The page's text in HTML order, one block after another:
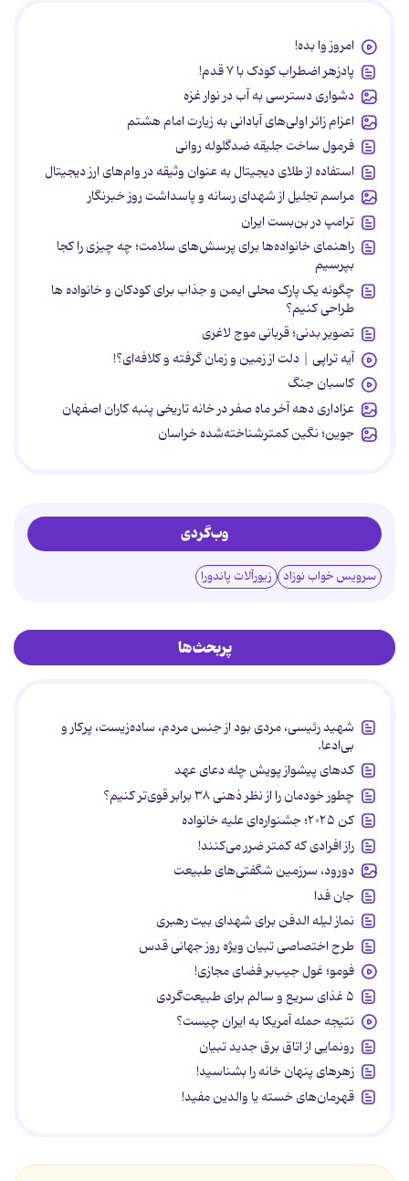
امروز وا بده!
پادزهر اضطراب کودک با ۷ قدم!
دشواری دسترسی به آب در نوار غزه
اعزام زائر اولی‌های آبادانی به زیارت امام هشتم
فرمول ساخت جلیقه ضدگلوله روانی
استفاده از طلای دیجیتال به عنوان وثیقه در وام‌های ارز دیجیتال
مراسم تجلیل از شهدای رسانه و پاسداشت روز خبرنگار
ترامپ در بن‌بست ایران
راهنمای خانواده‌ها برای پرسش‌های سلامت؛ چه چیزی را کجا
بپرسیم
چگونه یک پارک محلی ایمن و جذاب برای کودکان و خانواده ها
طراحی کنیم؟
تصویر بدنی؛ قربانی موج لاغری
آیه تراپی | دلت از زمین و زمان گرفته و کلافه‌ای؟!
کاسبان جنگ
عزاداری دهه آخر ماه صفر در خانه تاریخی پنبه کاران اصفهان
جوین؛ نگین کمترشناخته‌شده خراسان
وب‌گردی
سرویس خواب نوزاد زیورآلات پاندورا
پربحث‌ها
شهید رئیسی، مردی بود از جنس مردم، ساده‌زیست، پرکار و
بی‌ادعا.
کدهای پیشواز پویش چله دعای عهد
چطور خودمان را از نظر ذهنی ۳۸ برابر قوی‌تر کنیم؟
کن ۲۰۲۵؛ جشنواره‌ای علیه خانواده
راز افرادی که کمتر ضرر می‌کنند!
دورود، سرزمین شگفتی‌های طبیعت
جان فدا
نماز لیله الدفن برای شهدای بیت رهبری
طرح اختصاصی تبیان ویژه روز جهانی قدس
فومو؛ غول جیب‌بر فضای مجازی!
۵ غذای سریع و سالم برای طبیعت‌گردی
نتیجه حمله آمریکا به ایران چیست؟
رونمایی از اتاق برق جدید تبیان
زهرهای پنهان خانه را بشناسید!
قهرمان‌های خسته یا والدین مفید!